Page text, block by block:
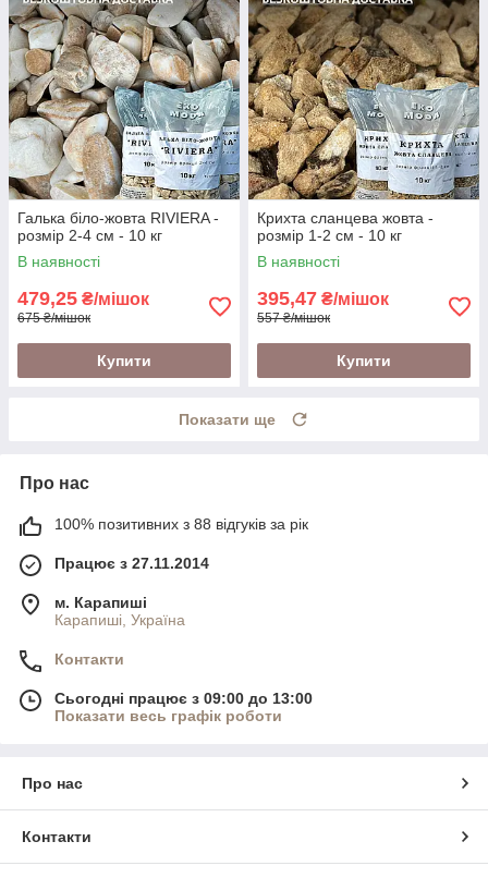
Галька біло-жовта RIVIERA -
розмір 2-4 см - 10 кг
В наявності
479,25 ₴/мішок
675 ₴/мішок
Купити
Крихта сланцева жовта -
розмір 1-2 см - 10 кг
В наявності
395,47 ₴/мішок
557 ₴/мішок
Купити
Показати ще
Про нас
100% позитивних з 88 відгуків за рік
Працює з 27.11.2014
м. Карапиші
Карапиші, Україна
Контакти
Сьогодні працює з 09:00 до 13:00
Показати весь графік роботи
Про нас
Контакти